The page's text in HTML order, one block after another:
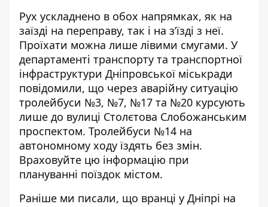
Рух ускладнено в обох напрямках, як на
заїзді на переправу, так і на з’їзді з неї.
Проїхати можна лише лівими смугами. У
департаменті транспорту та транспортної
інфраструктури Дніпровської міськради
повідомили, що через аварійну ситуацію
тролейбуси №3, №7, №17 та №20 курсують
лише до вулиці Столєтова Слобожанським
проспектом. Тролейбуси №14 на
автономному ходу їздять без змін.
Враховуйте цю інформацію при
плануванні поїздок містом.
Раніше ми писали, що вранці у Дніпрі на